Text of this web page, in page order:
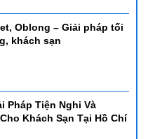
Oblong – Giải pháp tối
khách sạn
Pháp Tiện Nghi Và
Khách Sạn Tại Hồ Chí